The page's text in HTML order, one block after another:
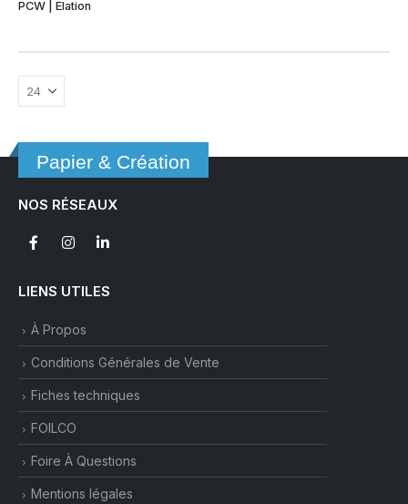
PCW | Elation
Papier & Création
NOS RÉSEAUX
LIENS UTILES
À Propos
Conditions Générales de Vente
Fiches techniques
FOILCO
Foire À Questions
Mentions légales